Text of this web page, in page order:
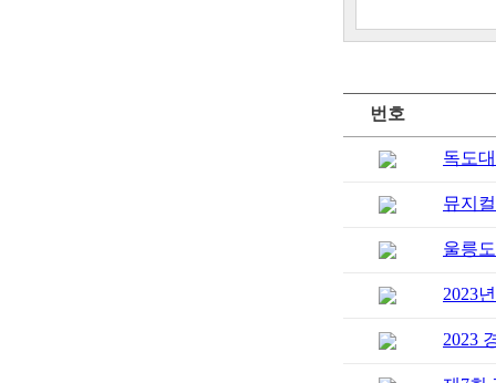
번호
독도
뮤지
울릉
2023
2023